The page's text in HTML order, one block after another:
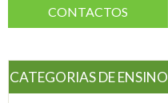
CONTACTOS
CATEGORIAS DE ENSINO